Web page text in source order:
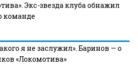
Экс-звезда клуба обнажил
команде
я не заслужил». Баринов — о
«Локомотива»